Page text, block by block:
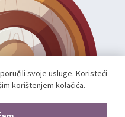
svoje usluge. Koristeći
korištenjem kolačića.